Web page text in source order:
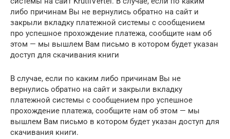
либо причинам Вы не вернулись обратно на сайт и
закрыли вкладку платежной системы с сообщением
про успешное прохождение платежа, сообщите нам об
этом — мы вышлем Вам письмо в котором будет указан
доступ для скачивания книги
В случае, если по каким либо причинам Вы не
вернулись обратно на сайт и закрыли вкладку
платежной системы с сообщением про успешное
прохождение платежа, сообщите нам об этом — мы
вышлем Вам письмо в котором будет указан доступ для
скачивания книги.